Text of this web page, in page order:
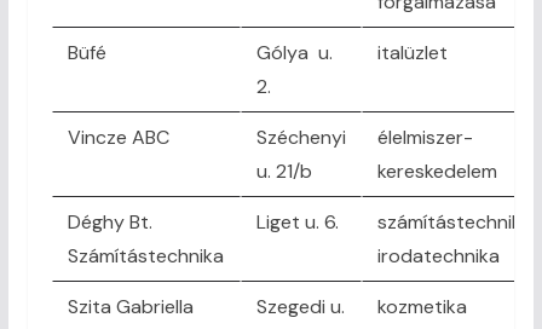
Büfé
Gólya u.
2.
italüzlet
Vincze ABC
Széchenyi
u. 21/b
élelmiszer-
kereskedelem
Déghy Bt.
Számítástechnika
Liget u. 6.
számítástechnika,
irodatechnika
Szita Gabriella
Szegedi u. kozmetika